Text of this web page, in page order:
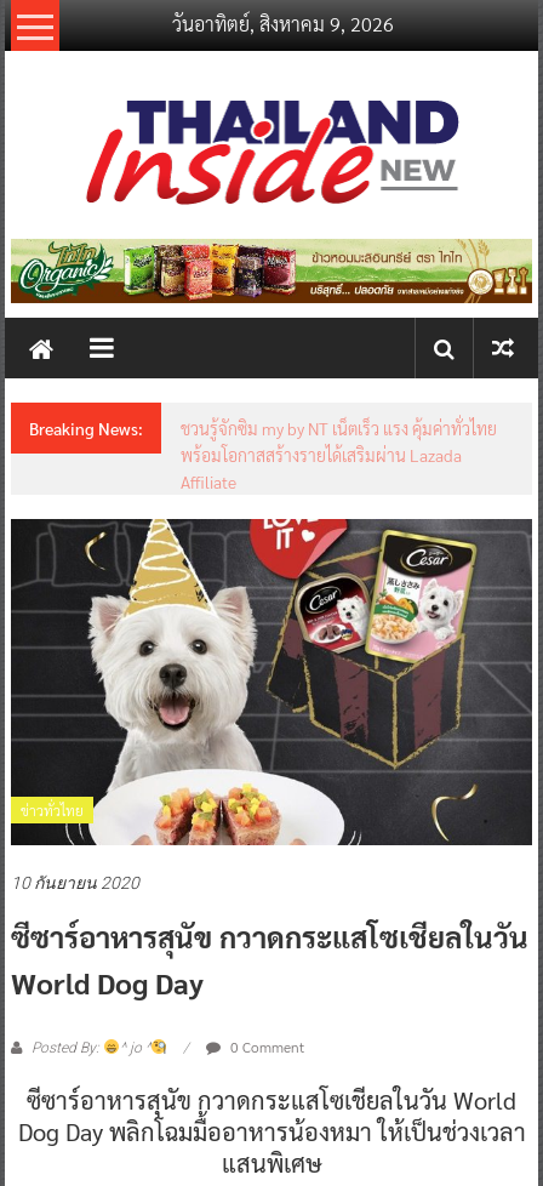
Skip
to
วันอาทิตย์, สิงหาคม 9, 2026
thailandinsidenew.com
Thailand
New
Breaking News:
ชวนรู้จักซิม my by NT เน็ตเร็ว แรง คุ้มค่าทั่วไทย
พร้อมโอกาสสร้างรายได้เสริมผ่าน Lazada
Affiliate
ข่าวทั่วไทย
10 กันยายน 2020
ซีซาร์อาหารสุนัข กวาดกระแสโซเชียลในวัน
World Dog Day
Posted By: ^ jo ^ 0 Comment
ซีซาร์อาหารสุนัข กวาดกระแสโซเชียลในวัน World
Dog Day พลิกโฉมมื้ออาหารน้องหมา ให้เป็นช่วงเวลา
แสนพิเศษ